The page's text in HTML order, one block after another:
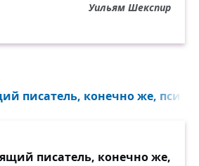
Уильям Шекспир
писатель, конечно же,
писатель, конечно же,